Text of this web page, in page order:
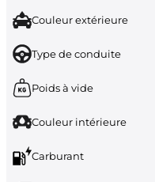
Couleur extérieure
Type de conduite
Poids à vide
Couleur intérieure
Carburant